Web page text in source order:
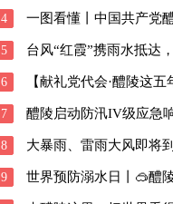
4 一图看懂丨中国共产党醴陵市
5 台风“红霞”携雨水抵
6 【献礼党代会·醴陵这五年】幸福看得
7 醴陵启动防汛IV级应急
8 大暴雨、雷雨大风即将
9 世界预防溺水日丨🥽醴陵乡镇泳